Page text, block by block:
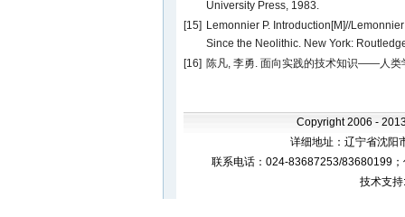
University Press, 1983.
[15] Lemonnier P. Introduction[M]//
Since the Neolithic. New York:
[16] 陈凡, 李勇. 面向实践的技术知识——人类